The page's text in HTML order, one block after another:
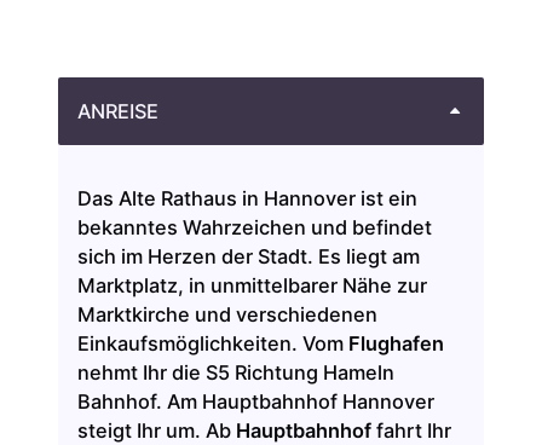
ANREISE
Das Alte Rathaus in Hannover ist ein
bekanntes Wahrzeichen und befindet
sich im Herzen der Stadt. Es liegt am
Marktplatz, in unmittelbarer Nähe zur
Marktkirche und verschiedenen
Einkaufsmöglichkeiten. Vom Flughafen
nehmt Ihr die S5 Richtung Hameln
Bahnhof. Am Hauptbahnhof Hannover
steigt Ihr um. Ab Hauptbahnhof fahrt Ihr